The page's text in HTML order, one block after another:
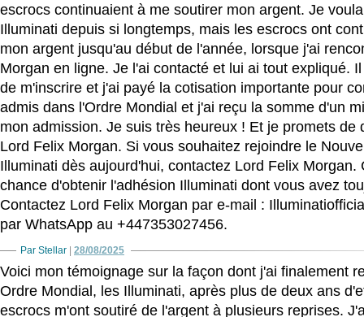
escrocs continuaient à me soutirer mon argent. Je
Illuminati depuis si longtemps, mais les escrocs ont
mon argent jusqu'au début de l'année, lorsque j'ai
Morgan en ligne. Je l'ai contacté et lui ai tout expliqué.
de m'inscrire et j'ai payé la cotisation importante pour
admis dans l'Ordre Mondial et j'ai reçu la somme d'un
mon admission. Je suis très heureux ! Et je promets
Lord Felix Morgan. Si vous souhaitez rejoindre le
Illuminati dès aujourd'hui, contactez Lord Felix Morgan.
chance d'obtenir l'adhésion Illuminati dont vous avez
Contactez Lord Felix Morgan par e-mail :
par WhatsApp au +447353027456.
Par Stellar 28/08/2025
Voici mon témoignage sur la façon dont j'ai finalement
Ordre Mondial, les Illuminati, après plus de deux ans
escrocs m'ont soutiré de l'argent à plusieurs reprises.